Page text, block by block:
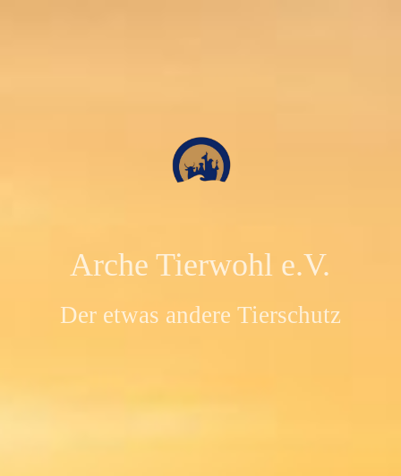
Arche Tierwohl e.V.
Der etwas andere Tierschutz